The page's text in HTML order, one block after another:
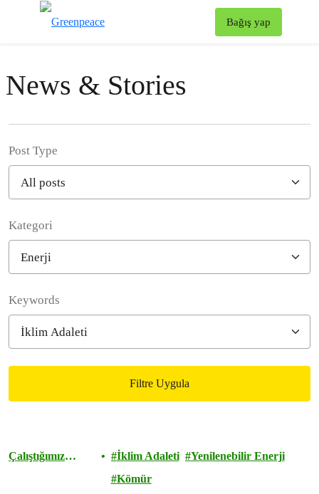
Bağış yap
News & Stories
Post Type
Kategori
Keywords
Filtre Uygula
Çalıştığımız
İklim Adaleti
Yenilenebilir Enerji
Kömür